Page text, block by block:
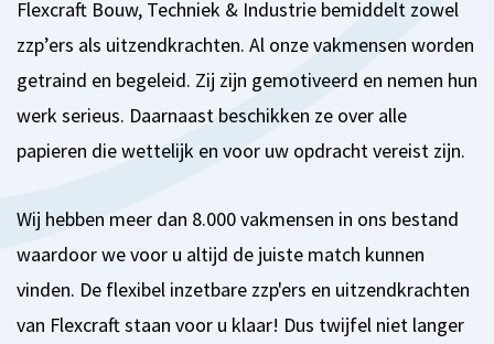
Flexcraft Bouw, Techniek & Industrie bemiddelt zowel
zzp’ers als uitzendkrachten. Al onze vakmensen worden
getraind en begeleid. Zij zijn gemotiveerd en nemen hun
werk serieus. Daarnaast beschikken ze over alle
papieren die wettelijk en voor uw opdracht vereist zijn.
Wij hebben meer dan 8.000 vakmensen in ons bestand
waardoor we voor u altijd de juiste match kunnen
vinden. De flexibel inzetbare zzp'ers en uitzendkrachten
van Flexcraft staan voor u klaar! Dus twijfel niet langer